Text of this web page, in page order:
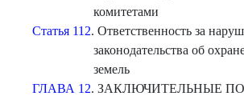
комитетами
Статья 112. Ответственность за
законодательства об
земель
ГЛАВА 12. ЗАКЛЮЧИТЕЛЬНЫЕ